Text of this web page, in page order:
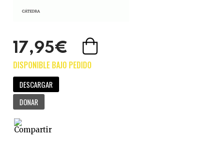
17,95€
DESCARGAR
DONAR